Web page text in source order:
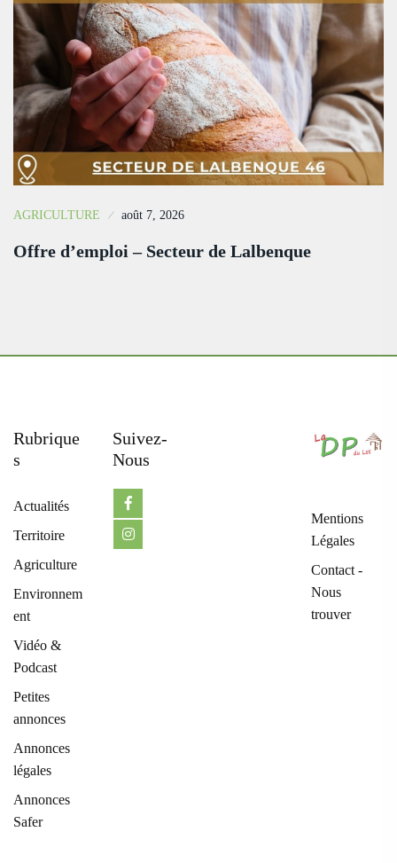
AGRICULTURE août 7, 2026
Offre d’emploi – Secteur de Lalbenque
Rubrique
S
Actualités
Territoire
Agriculture
Environnem
ent
Vidéo &
Podcast
Petites
annonces
Annonces
légales
Annonces
Safer
Suivez-
Nous
Mentions
Légales
Contact -
Nous
trouver